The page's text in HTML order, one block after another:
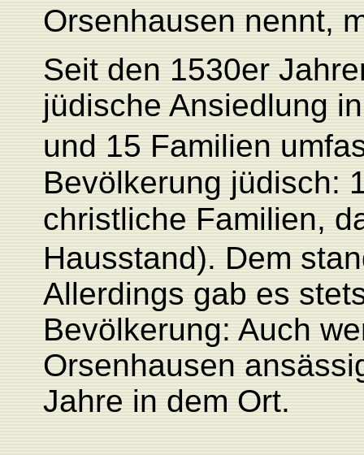
Orsenhausen nennt,
Seit den 1530er
jüdische Ansiedlung
und 15 Familien
Bevölkerung jüdisch:
christliche Familien,
Hausstand). Dem
Allerdings gab es
Bevölkerung: Auch
Orsenhausen
Jahre in dem Ort.